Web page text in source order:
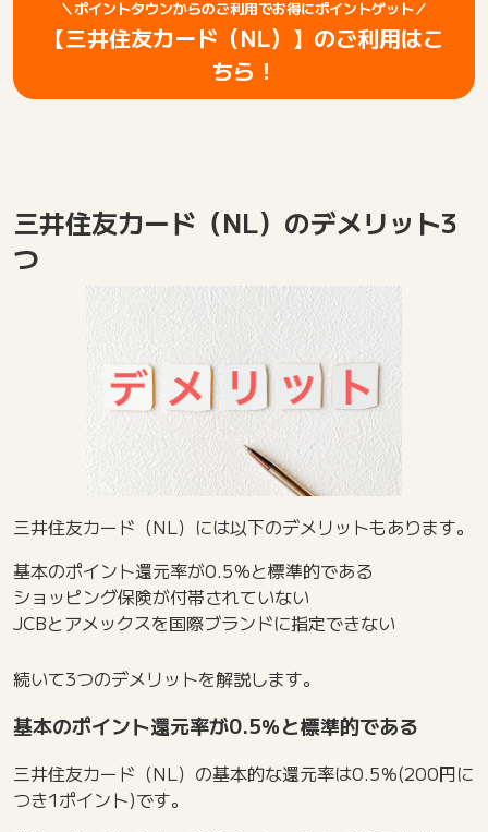
＼ポイントタウンからのご利用でお得にポイントゲット／
【三井住友カード（NL）】のご利用はこ
ちら！
三井住友カード（NL）のデメリット3
つ
三井住友カード（NL）には以下のデメリットもあります。
基本のポイント還元率が0.5％と標準的である
ショッピング保険が付帯されていない
JCBとアメックスを国際ブランドに指定できない
続いて3つのデメリットを解説します。
基本のポイント還元率が0.5％と標準的である
三井住友カード（NL）の基本的な還元率は0.5％(200円に
つき1ポイント)です。